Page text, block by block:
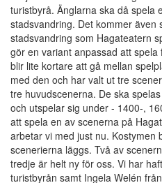
turistbyrå. Änglarna ska då spela
stadsvandring. Det kommer även
stadsvandring som Hagateatern
gör en variant anpassad att
blir lite kortare att gå mellan
med den och har valt ut tre
tre huvudscenerna. De ska
och utspelar sig under - 1400-,
att spela en av scenerna på
arbetar vi med just nu. Kostymen
scenerierna läggs. Två av
tredje är helt ny för oss. Vi har
turistbyrån samt Ingela Welén